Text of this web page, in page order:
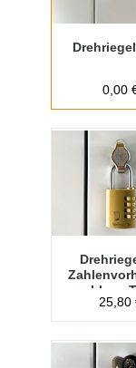
0,00
chloss
25,80